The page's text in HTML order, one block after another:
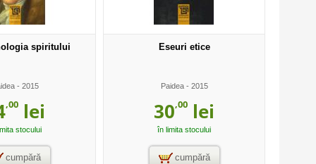
spiritului
- 2015
,00 lei
stocului
cumpără
Eseuri etice
Paidea- 2015
30,00 lei
în limita stocului
cumpără